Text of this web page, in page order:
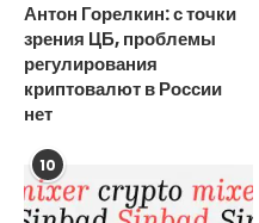
Антон Горелкин: с точки
зрения ЦБ, проблемы
регулирования
криптовалют в России
нет
10